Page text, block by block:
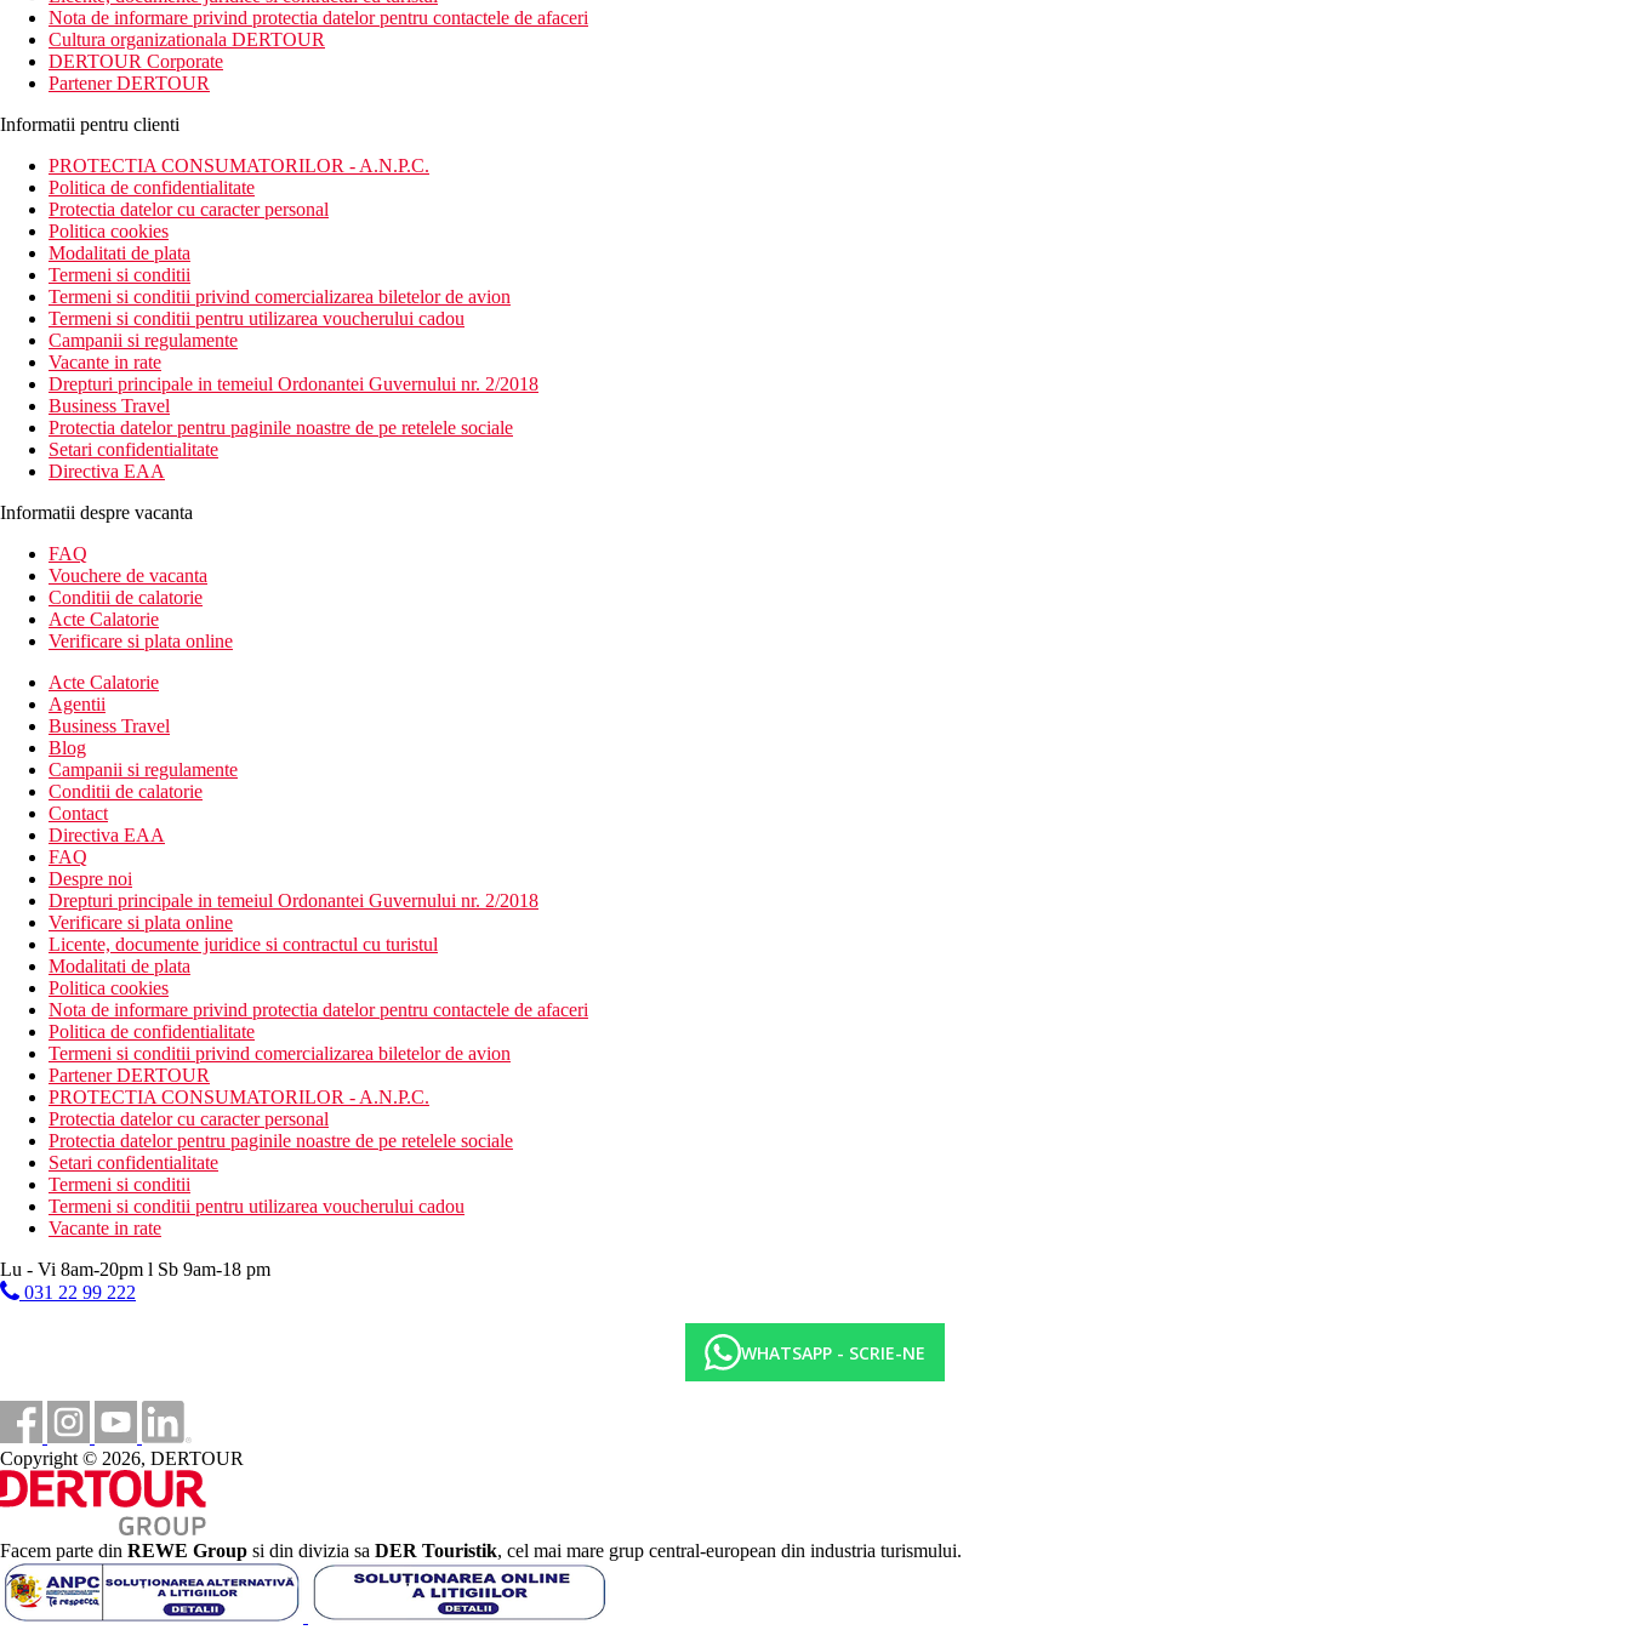
Distanta
plaje: 23 km
Aeroportul Dubai (DXB) 50 km
Aeroportul Dubai Al Maktoum (DWC) 22 km
Aeroportul Abu Dhabi 91 km
centru: 39 km
magazine: 100 m
Descrierea camerei
Camera dubla Rover, vedere la oras:
aer conditionat
TV/sat.
telefon
wi-fi (gratuit)
mini frigider
set de cafea si ceai
apa imbuteliata umpluta zilnic gratuit
uscator de par
seif
Descrierea hotelului
hol de intrare cu receptie
piscina in aer liber
WiFi gratuit
fitness
bar
spalatorie
Wifi gratuit
Descrierea plajei
plaja publica de nisip
aprox. 23 km de hotel
Activitati sportive gratuite
fitness
Activitati sportive contra cost
inchiriere de biciclete
Mese
Mic dejun
Mic dejun tip bufet sau meniu fix
Demipensiune
Mic dejun si cina tip bufet sau meniu fix
Pensiune completa
Mic dejun, pranz si cina tip bufet sau meniu fix
Categoria oficiala
3 stele
Nota
Sfera si calitatea serviciilor si activitatilor mentionate mai sus pot fi afectate de introducerea unor eventuale masuri de igiena sau antiepidemie in destinatia data.
Distanta de cel mai apropiat aeroport
23 km
Distanta pana la plaja
Galerie foto
Nota de informare privind protectia datelor pentru contactele de afaceri
Cultura organizationala DERTOUR
DERTOUR Corporate
Partener DERTOUR
Informatii pentru clienti
PROTECTIA CONSUMATORILOR - A.N.P.C.
Politica de confidentialitate
Protectia datelor cu caracter personal
Politica cookies
Modalitati de plata
Termeni si conditii
Termeni si conditii privind comercializarea biletelor de avion
Termeni si conditii pentru utilizarea voucherului cadou
Campanii si regulamente
Vacante in rate
Drepturi principale in temeiul Ordonantei Guvernului nr. 2/2018
Business Travel
Protectia datelor pentru paginile noastre de pe retelele sociale
Setari confidentialitate
Directiva EAA
Informatii despre vacanta
FAQ
Vouchere de vacanta
Conditii de calatorie
Acte Calatorie
Verificare si plata online
Acte Calatorie
Agentii
Business Travel
Blog
Campanii si regulamente
Conditii de calatorie
Contact
Directiva EAA
FAQ
Despre noi
Drepturi principale in temeiul Ordonantei Guvernului nr. 2/2018
Verificare si plata online
Licente, documente juridice si contractul cu turistul
Modalitati de plata
Politica cookies
Nota de informare privind protectia datelor pentru contactele de afaceri
Politica de confidentialitate
Termeni si conditii privind comercializarea biletelor de avion
Partener DERTOUR
PROTECTIA CONSUMATORILOR - A.N.P.C.
Protectia datelor cu caracter personal
Protectia datelor pentru paginile noastre de pe retelele sociale
Setari confidentialitate
Termeni si conditii
Termeni si conditii pentru utilizarea voucherului cadou
Vacante in rate
Lu - Vi 8am-20pm l Sb 9am-18 pm
031 22 99 222
WHATSAPP - SCRIE-NE
Copyright © 2026, DERTOUR
Facem parte din REWE Group si din divizia sa DER Touristik, cel mai mare grup central-european din industria turismului.